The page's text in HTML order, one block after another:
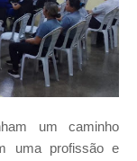
um caminho
uma profissão e